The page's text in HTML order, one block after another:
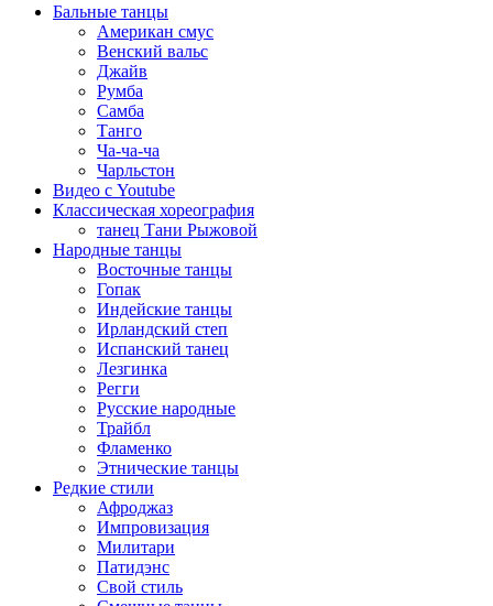
Бальные танцы
Американ смус
Венский вальс
Джайв
Румба
Самба
Танго
Ча-ча-ча
Чарльстон
Видео с Youtube
Классическая хореография
танец Тани Рыжовой
Народные танцы
Восточные танцы
Гопак
Индейские танцы
Ирландский степ
Испанский танец
Лезгинка
Регги
Русские народные
Трайбл
Фламенко
Этнические танцы
Редкие стили
Афроджаз
Импровизация
Милитари
Патидэнс
Свой стиль